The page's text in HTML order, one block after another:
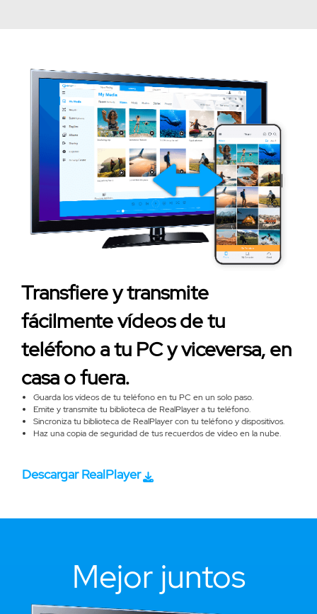
Transfiere y transmite
fácilmente vídeos de tu
teléfono a tu PC y viceversa, en
casa o fuera.
Guarda los vídeos de tu teléfono en tu PC en un solo paso.
Emite y transmite tu biblioteca de RealPlayer a tu teléfono.
Sincroniza tu biblioteca de RealPlayer con tu teléfono y dispositivos.
Haz una copia de seguridad de tus recuerdos de vídeo en la nube.
Descargar RealPlayer
Mejor juntos